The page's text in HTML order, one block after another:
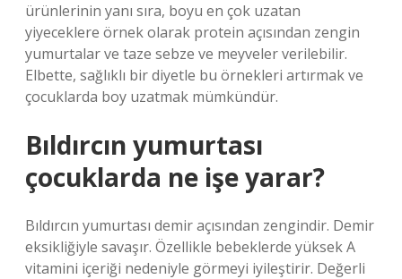
ürünlerinin yanı sıra, boyu en çok uzatan
yiyeceklere örnek olarak protein açısından zengin
yumurtalar ve taze sebze ve meyveler verilebilir.
Elbette, sağlıklı bir diyetle bu örnekleri artırmak ve
çocuklarda boy uzatmak mümkündür.
Bıldırcın yumurtası
çocuklarda ne işe yarar?
Bıldırcın yumurtası demir açısından zengindir. Demir
eksikliğiyle savaşır. Özellikle bebeklerde yüksek A
vitamini içeriği nedeniyle görmeyi iyileştirir. Değerli